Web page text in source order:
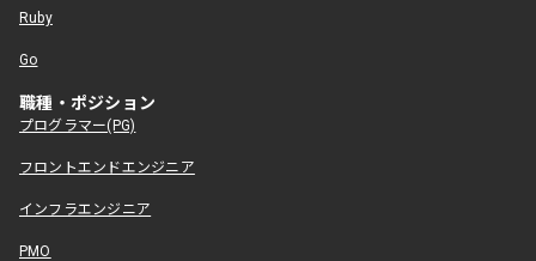
Ruby
Go
職種・ポジション
プログラマー(PG)
フロントエンドエンジニア
インフラエンジニア
PMO